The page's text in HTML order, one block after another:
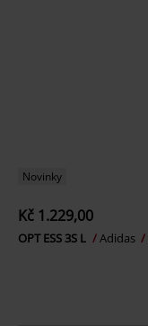
Novinky
Kč 1.229,00
OPT ESS 3S L Adidas